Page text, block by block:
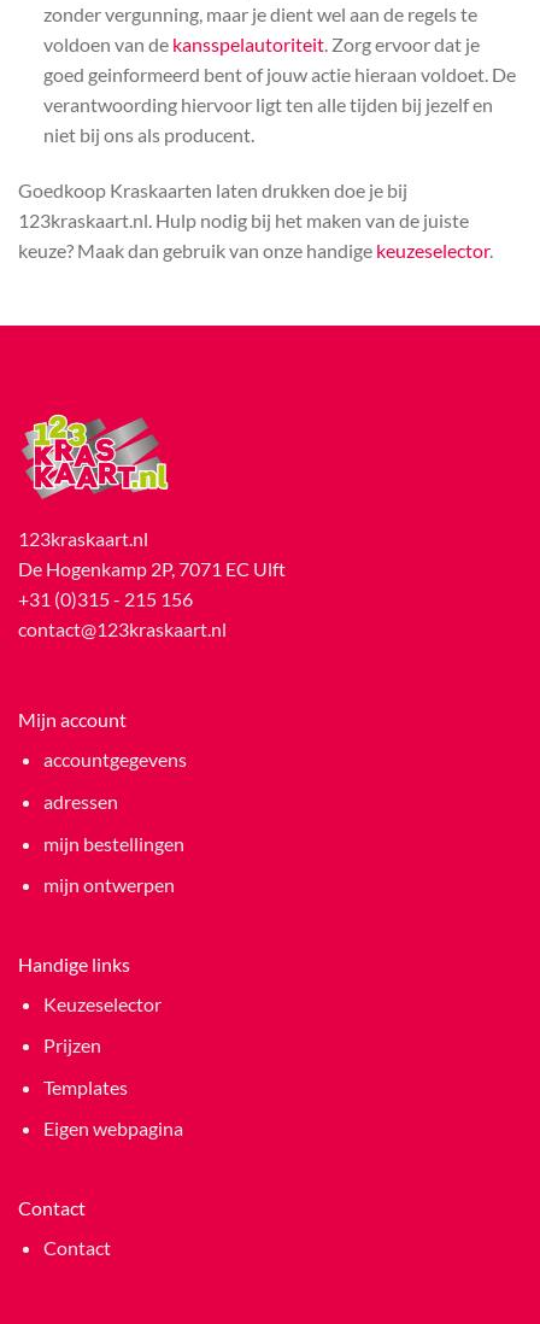
zonder vergunning, maar je dient wel aan de regels te
voldoen van de kansspelautoriteit. Zorg ervoor dat je
goed geinformeerd bent of jouw actie hieraan voldoet. De
verantwoording hiervoor ligt ten alle tijden bij jezelf en
niet bij ons als producent.
Goedkoop Kraskaarten laten drukken doe je bij
123kraskaart.nl. Hulp nodig bij het maken van de juiste
keuze? Maak dan gebruik van onze handige keuzeselector.
123kraskaart.nl
De Hogenkamp 2P, 7071 EC Ulft
+31 (0)315 - 215 156
contact@123kraskaart.nl
Mijn account
accountgegevens
adressen
mijn bestellingen
mijn ontwerpen
Handige links
Keuzeselector
Prijzen
Templates
Eigen webpagina
Contact
Contact